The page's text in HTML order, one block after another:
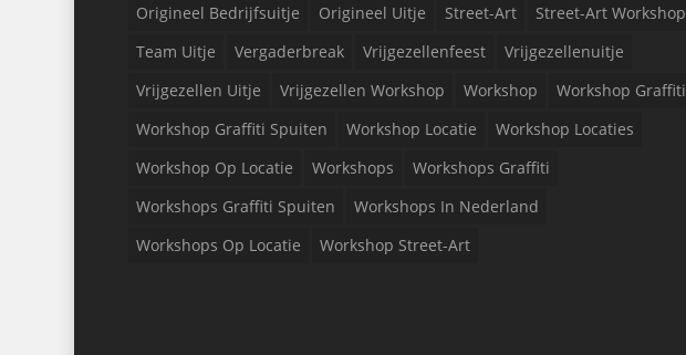
Origineel Bedrijfsuitje
Origineel Uitje Street-Art
Street-Art Workshop
Team Uitje
Vergaderbreak Vrijgezellenfeest
Vrijgezellenuitje
Vrijgezellen Uitje
Vrijgezellen Workshop Workshop
Workshop Graffiti
Workshop Graffiti Spuiten
Workshop Locatie
Workshop Locaties
Workshop Op Locatie
Workshops
Workshops Graffiti
Workshops Graffiti Spuiten
Workshops In Nederland
Workshops Op Locatie
Workshop Street-Art